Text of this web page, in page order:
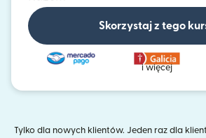
Skorzystaj z tego
i więcej
Tylko dla nowych klientów. Jeden raz dla